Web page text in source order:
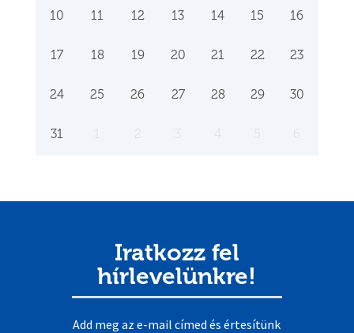
10 11 12 13 14 15 16
17 18 19 20 21 22 23
24 25 26 27 28 29 30
31
Iratkozz fel
hírlevelünkre!
Add meg az e-mail címed és értesítünk